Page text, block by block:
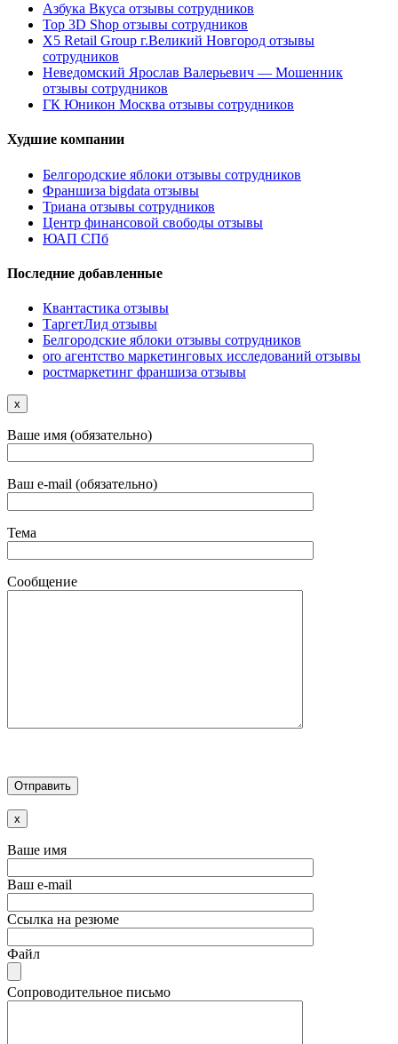
Азбука Вкуса отзывы сотрудников
Top 3D Shop отзывы сотрудников
X5 Retail Group г.Великий Новгород отзывы
сотрудников
Неведомский Ярослав Валерьевич — Мошенник
отзывы сотрудников
ГК Юникон Москва отзывы сотрудников
Худшие компании
Белгородские яблоки отзывы сотрудников
Франшиза bigdata отзывы
Триана отзывы сотрудников
Центр финансовой свободы отзывы
ЮАП СПб
Последние добавленные
Квантастика отзывы
ТаргетЛид отзывы
Белгородские яблоки отзывы сотрудников
oro агентство маркетинговых исследований отзывы
ростмаркетинг франшиза отзывы
x
Ваше имя (обязательно)
Ваш e-mail (обязательно)
Тема
Сообщение
x
Ваше имя
Ваш e-mail
Ссылка на резюме
Файл
Сопроводительное письмо